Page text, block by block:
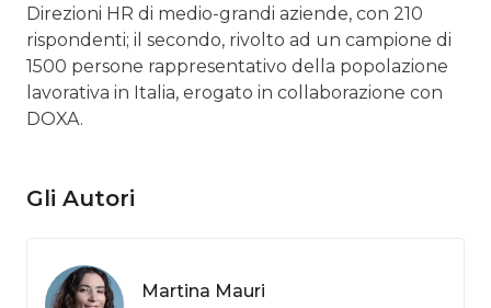
Direzioni HR di medio-grandi aziende, con 210
rispondenti; il secondo, rivolto ad un campione di
1500 persone rappresentativo della popolazione
lavorativa in Italia, erogato in collaborazione con
DOXA.
Gli Autori
Martina Mauri